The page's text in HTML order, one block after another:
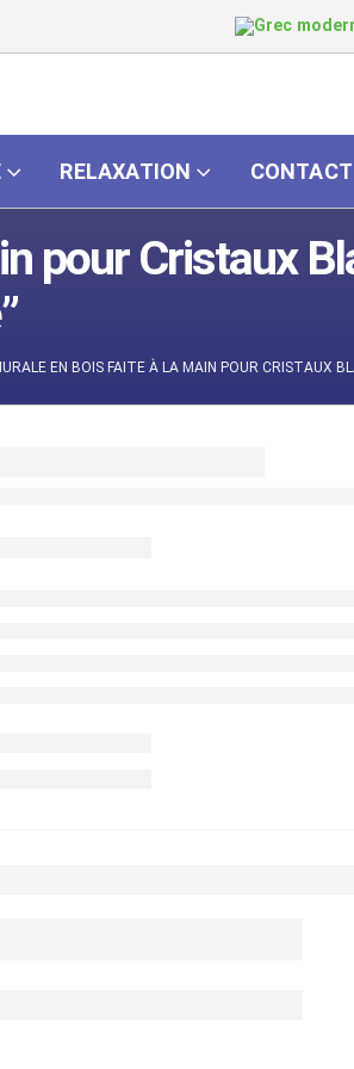
RELAXATION CONTACT
pour Cristaux
EN BOIS FAITE À LA MAIN POUR CRISTAUX